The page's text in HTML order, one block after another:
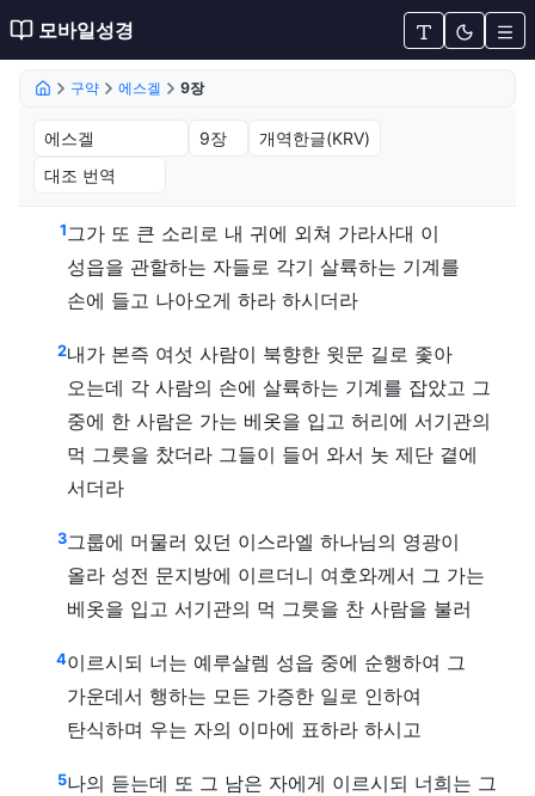
모바일성경
구약 에스겔 9장
에스겔 9장 (개역한글(KRV))
1그가 또 큰 소리로 내 귀에 외쳐 가라사대 이
성읍을 관할하는 자들로 각기 살륙하는 기계를
손에 들고 나아오게 하라 하시더라
2내가 본즉 여섯 사람이 북향한 윗문 길로 좇아
오는데 각 사람의 손에 살륙하는 기계를 잡았고 그
중에 한 사람은 가는 베옷을 입고 허리에 서기관의
먹 그릇을 찼더라 그들이 들어 와서 놋 제단 곁에
서더라
3그룹에 머물러 있던 이스라엘 하나님의 영광이
올라 성전 문지방에 이르더니 여호와께서 그 가는
베옷을 입고 서기관의 먹 그릇을 찬 사람을 불러
4이르시되 너는 예루살렘 성읍 중에 순행하여 그
가운데서 행하는 모든 가증한 일로 인하여
탄식하며 우는 자의 이마에 표하라 하시고
5나의 듣는데 또 그 남은 자에게 이르시되 너희는 그